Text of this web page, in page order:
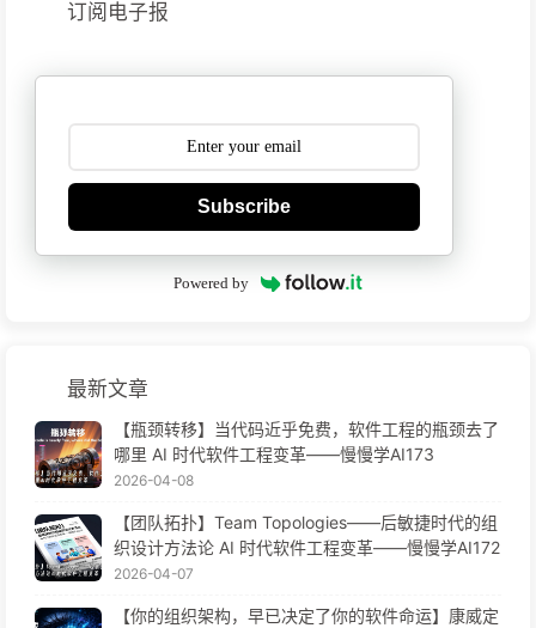
订阅电子报
Subscribe
Powered by
最新文章
【瓶颈转移】当代码近乎免费，软件工程的瓶颈去了
哪里 AI 时代软件工程变革——慢慢学AI173
2026-04-08
【团队拓扑】Team Topologies——后敏捷时代的组
织设计方法论 AI 时代软件工程变革——慢慢学AI172
2026-04-07
【你的组织架构，早已决定了你的软件命运】康威定